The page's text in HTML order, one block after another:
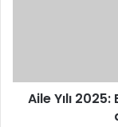
aileyi
güçlendirecek
Aile Yılı